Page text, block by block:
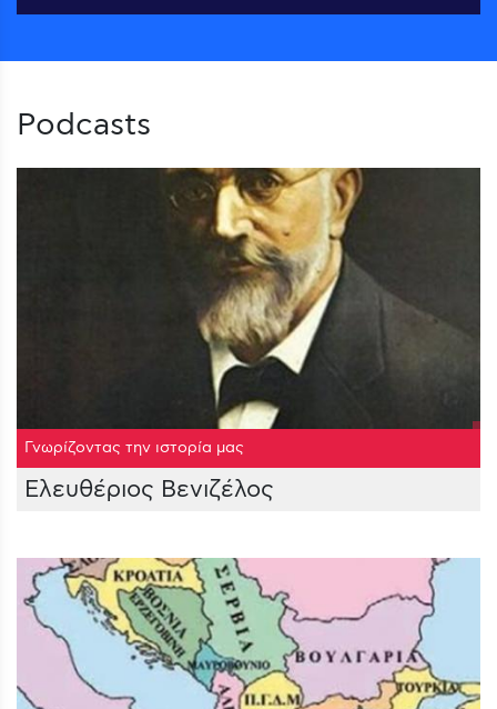
Podcasts
Γνωρίζοντας την ιστορία μας
Ελευθέριος Βενιζέλος